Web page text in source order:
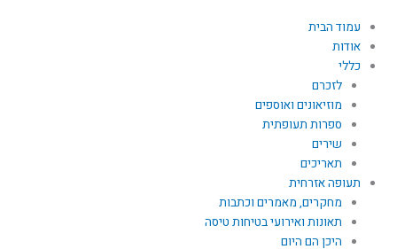
עמוד הבית
אודות
כללי
לזכרם
מוזיאונים ואוספים
ספרות תעופתית
שירים
תאריכים
תעופה אזרחית
מחקרים, מאמרים וכתבות
תאונות ואירועי בטיחות טיסה
היכן הם היום